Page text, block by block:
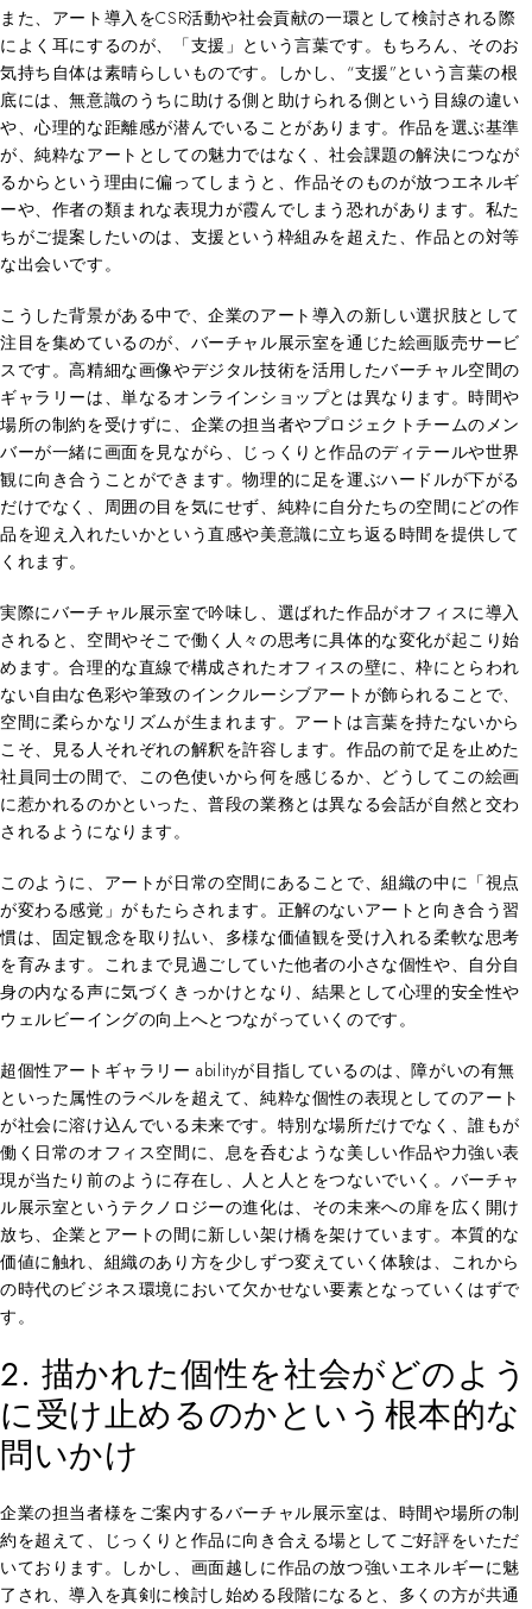
また、アート導入をCSR活動や社会貢献の一環として検討される際
によく耳にするのが、「支援」という言葉です。もちろん、そのお
気持ち自体は素晴らしいものです。しかし、“支援”という言葉の根
底には、無意識のうちに助ける側と助けられる側という目線の違い
や、心理的な距離感が潜んでいることがあります。作品を選ぶ基準
が、純粋なアートとしての魅力ではなく、社会課題の解決につなが
るからという理由に偏ってしまうと、作品そのものが放つエネルギ
ーや、作者の類まれな表現力が霞んでしまう恐れがあります。私た
ちがご提案したいのは、支援という枠組みを超えた、作品との対等
な出会いです。
こうした背景がある中で、企業のアート導入の新しい選択肢として
注目を集めているのが、バーチャル展示室を通じた絵画販売サービ
スです。高精細な画像やデジタル技術を活用したバーチャル空間の
ギャラリーは、単なるオンラインショップとは異なります。時間や
場所の制約を受けずに、企業の担当者やプロジェクトチームのメン
バーが一緒に画面を見ながら、じっくりと作品のディテールや世界
観に向き合うことができます。物理的に足を運ぶハードルが下がる
だけでなく、周囲の目を気にせず、純粋に自分たちの空間にどの作
品を迎え入れたいかという直感や美意識に立ち返る時間を提供して
くれます。
実際にバーチャル展示室で吟味し、選ばれた作品がオフィスに導入
されると、空間やそこで働く人々の思考に具体的な変化が起こり始
めます。合理的な直線で構成されたオフィスの壁に、枠にとらわれ
ない自由な色彩や筆致のインクルーシブアートが飾られることで、
空間に柔らかなリズムが生まれます。アートは言葉を持たないから
こそ、見る人それぞれの解釈を許容します。作品の前で足を止めた
社員同士の間で、この色使いから何を感じるか、どうしてこの絵画
に惹かれるのかといった、普段の業務とは異なる会話が自然と交わ
されるようになります。
このように、アートが日常の空間にあることで、組織の中に「視点
が変わる感覚」がもたらされます。正解のないアートと向き合う習
慣は、固定観念を取り払い、多様な価値観を受け入れる柔軟な思考
を育みます。これまで見過ごしていた他者の小さな個性や、自分自
身の内なる声に気づくきっかけとなり、結果として心理的安全性や
ウェルビーイングの向上へとつながっていくのです。
超個性アートギャラリー abilityが目指しているのは、障がいの有無
といった属性のラベルを超えて、純粋な個性の表現としてのアート
が社会に溶け込んでいる未来です。特別な場所だけでなく、誰もが
働く日常のオフィス空間に、息を呑むような美しい作品や力強い表
現が当たり前のように存在し、人と人とをつないでいく。バーチャ
ル展示室というテクノロジーの進化は、その未来への扉を広く開け
放ち、企業とアートの間に新しい架け橋を架けています。本質的な
価値に触れ、組織のあり方を少しずつ変えていく体験は、これから
の時代のビジネス環境において欠かせない要素となっていくはずで
す。
2. 描かれた個性を社会がどのよう
に受け止めるのかという根本的な
問いかけ
企業の担当者様をご案内するバーチャル展示室は、時間や場所の制
約を超えて、じっくりと作品に向き合える場としてご好評をいただ
いております。しかし、画面越しに作品の放つ強いエネルギーに魅
了され、導入を真剣に検討し始める段階になると、多くの方が共通